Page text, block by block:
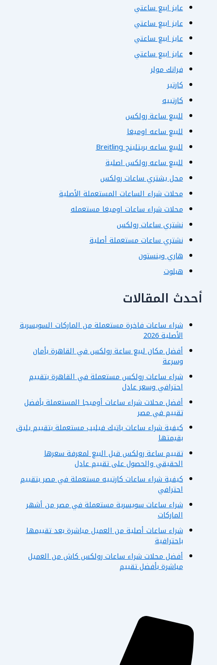
عايز ابيع ساعتي
عايز ابيع ساعتي
عايز ابيع ساعتي
عايز ابيع ساعتي
فرانك مولر
كارتير
كارتييه
للبيع ساعة رولكس
للبيع ساعه اوميغا
للبيع ساعه بريتلينج Breitling
للبيع ساعه رولكس اصلية
محل يشتري ساعات رولكس
محلات شراء الساعات المستعملة الأصلية
محلات شراء ساعات اوميغا مستعمله
نشتري ساعات رولكس
نشتري ساعات مستعملة أصلية
هاري وينستون
هبلوت
أحدث المقالات
شراء ساعات فاخرة مستعملة من الماركات السويسرية
الأصلية 2026
أفضل مكان لبيع ساعة رولكس في القاهرة بأمان
وسرعة
شراء ساعات رولكس مستعملة في القاهرة بتقييم
احترافي وسعر عادل
أفضل محلات شراء ساعات أوميجا المستعملة بأفضل
تقييم في مصر
كيفية شراء ساعات باتيك فيليب مستعملة بتقييم يليق
بقيمتها
تقييم ساعة رولكس قبل البيع لمعرفة سعرها
الحقيقي والحصول على تقييم عادل
كيفية شراء ساعات كارتييه مستعملة في مصر بتقييم
احترافي
شراء ساعات سويسرية مستعملة في مصر من أشهر
الماركات
شراء ساعات أصلية من العميل مباشرة بعد تقييمها
باحترافية
أفضل محلات شراء ساعات رولكس كاش من العميل
مباشرة بأفضل تقييم